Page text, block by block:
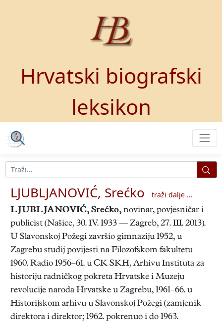
Hrvatski biografski
leksikon
LJUBLJANOVIĆ, Srećko
traži dalje ...
LJUBLJANOVIĆ, Srećko, novinar, povjesničar i
publicist (Našice, 30. IV. 1933 — Zagreb, 27. III. 2013).
U Slavonskoj Požegi završio gimnaziju 1952, u
Zagrebu studij povijesti na Filozofskom fakultetu
1960. Radio 1956–61. u CK SKH, Arhivu Instituta za
historiju radničkog pokreta Hrvatske i Muzeju
revolucije naroda Hrvatske u Zagrebu, 1961–66. u
Historijskom arhivu u Slavonskoj Požegi (zamjenik
direktora i direktor; 1962. pokrenuo i do 1963.